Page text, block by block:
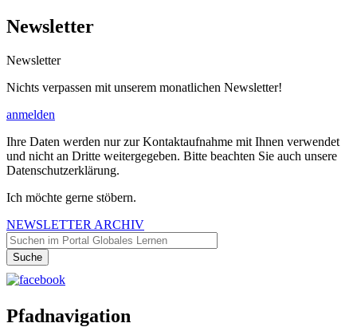
Newsletter
Newsletter
Nichts verpassen mit unserem monatlichen Newsletter!
anmelden
Ihre Daten werden nur zur Kontaktaufnahme mit Ihnen verwendet
und nicht an Dritte weitergegeben. Bitte beachten Sie auch unsere
Datenschutzerklärung.
Ich möchte gerne stöbern.
NEWSLETTER ARCHIV
Pfadnavigation